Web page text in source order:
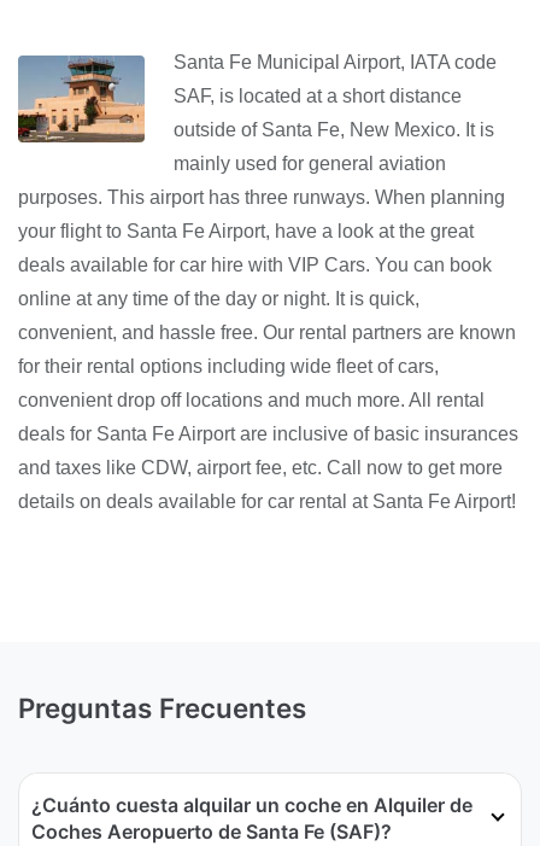
Santa Fe Municipal Airport, IATA code
SAF, is located at a short distance
outside of Santa Fe, New Mexico. It is
mainly used for general aviation
purposes. This airport has three runways. When planning
your flight to Santa Fe Airport, have a look at the great
deals available for car hire with VIP Cars. You can book
online at any time of the day or night. It is quick,
convenient, and hassle free. Our rental partners are known
for their rental options including wide fleet of cars,
convenient drop off locations and much more. All rental
deals for Santa Fe Airport are inclusive of basic insurances
and taxes like CDW, airport fee, etc. Call now to get more
details on deals available for car rental at Santa Fe Airport!
Preguntas Frecuentes
¿Cuánto cuesta alquilar un coche en Alquiler de
Coches Aeropuerto de Santa Fe (SAF)?